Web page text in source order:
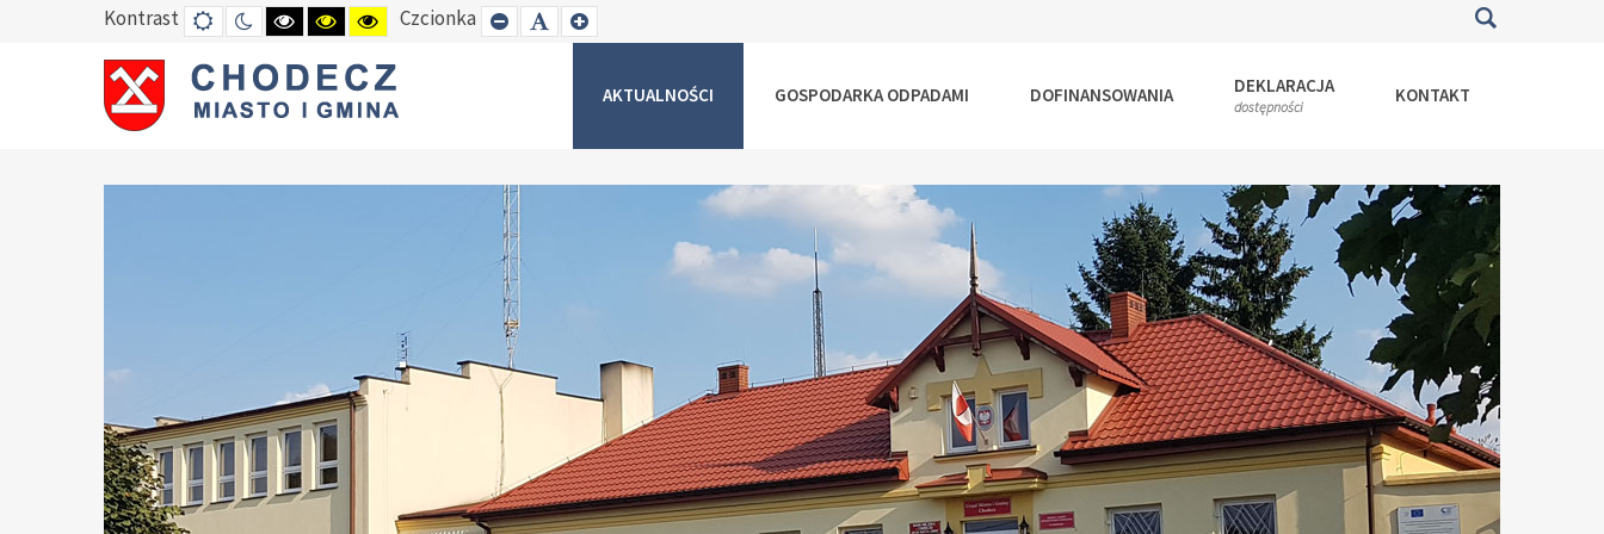
Kontrast DEFAULT
MODE
TRYB
NOCNY
HIGH
CONTRAST
BLACK
WHITE
MODE
HIGH
CONTRAST
BLACK
YELLOW
MODE
HIGH
CONTRAST
YELLOW
BLACK
MODE
Czcionka SET
SMALLER
SET
DEFAULT
SET
LARGER
AKTUALNOŚCI GOSPODARKA ODPADAMI DOFINANSOWANIA DEKLARACJA
dostępności KONTAKT